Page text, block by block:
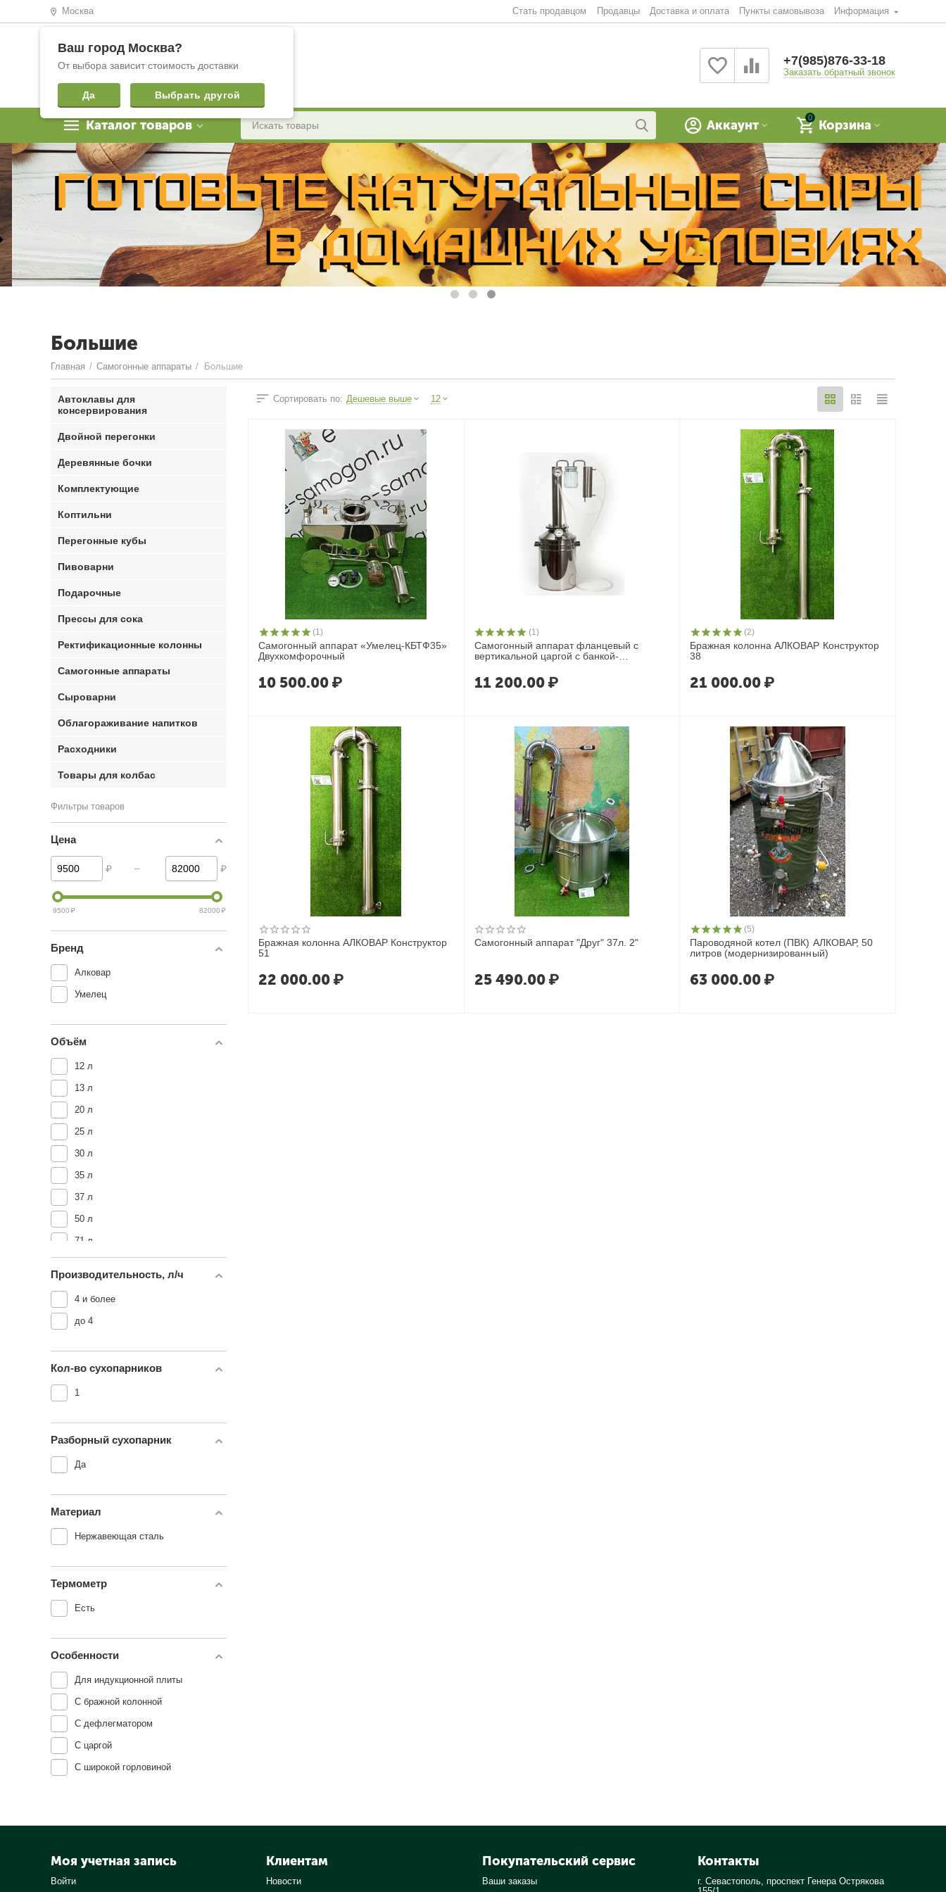
Москва
Ваш город Москва?
От выбора зависит стоимость доставки
Да Выбрать другой
Стать продавцом Продавцы Доставка и оплата Пункты самовывоза Информация
+7(985)876-33-18
Заказать обратный звонок
Каталог товаров
0
Корзина
Аккаунт
Большие
Главная / Самогонные аппараты / Большие
Сортировать по: Дешевые выше 12
(1)
Самогонный аппарат «Умелец-КБТФ35»
Двухкомфорочный
10 500.00 ₽
(1)
Самогонный аппарат фланцевый с
вертикальной царгой с банкой-
11 200.00 ₽
(2)
Бражная колонна АЛКОВАР Конструктор
38
21 000.00 ₽
Бражная колонна АЛКОВАР Конструктор
51
22 000.00 ₽
Самогонный аппарат "Друг" 37л. 2"
25 490.00 ₽
(5)
Пароводяной котел (ПВК) АЛКОВАР, 50
литров (модернизированный)
63 000.00 ₽
Автоклавы для
консервирования
Двойной перегонки
Деревянные бочки
Комплектующие
Коптильни
Перегонные кубы
Пивоварни
Подарочные
Прессы для сока
Ректификационные колонны
Самогонные аппараты
Сыроварни
Облагораживание напитков
Расходники
Товары для колбас
Фильтры товаров
Цена
₽ – ₽
9500₽ 82000₽
Бренд
Алковар
Умелец
Объём
12 л
13 л
20 л
25 л
30 л
35 л
37 л
50 л
71 л
Производительность, л/ч
4 и более
до 4
Кол-во сухопарников
1
Разборный сухопарник
Да
Материал
Нержавеющая сталь
Термометр
Есть
Особенности
Для индукционной плиты
С бражной колонной
С дефлегматором
С царгой
С широкой горловиной
Моя учетная запись
Войти
Клиентам
Новости
Покупательский сервис
Ваши заказы
Контакты
г. Севастополь, проспект Генера Острякова